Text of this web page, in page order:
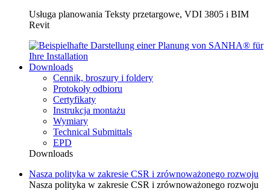
Usługa planowania Teksty przetargowe, VDI 3805 i BIM
Revit
Downloads
Cennik, broszury i foldery
Protokoły odbioru
Certyfikaty
Instrukcja montażu
Wymiary
Technical Submittals
EPD
Downloads
Nasza polityka w zakresie CSR i zrównoważonego rozwoju
Nasza polityka w zakresie CSR i zrównoważonego rozwoju